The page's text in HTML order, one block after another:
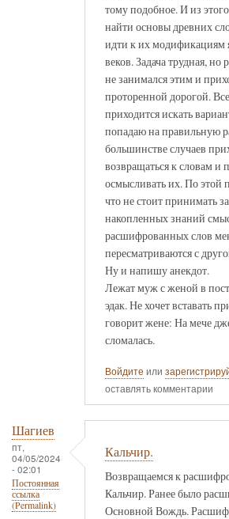
тому подобное. И из
найти основы древних
идти к их модификациям
веков. Задача трудная,
не занимался этим и
проторенной дорогой.
приходится искать
попадаю на правильную
большинстве случаев
возвращаться к словам и
осмысливать их. По
что не стоит принимать
накопленных знаний
расшифрованных слов
пересматриваются с
Ну и напишу анекдот.
Лежат муж с женой в
эдак. Не хочет вставать
говорит жене: На мече
сломалась.
Войдите или
оставлять комментарии
Шагиев
пт,
04/05/2024
- 02:01
Постоянная
ссылка
(Permalink)
Кальчир.
Возвращаемся к
Кальчир. Ранее было
Основной Вождь.